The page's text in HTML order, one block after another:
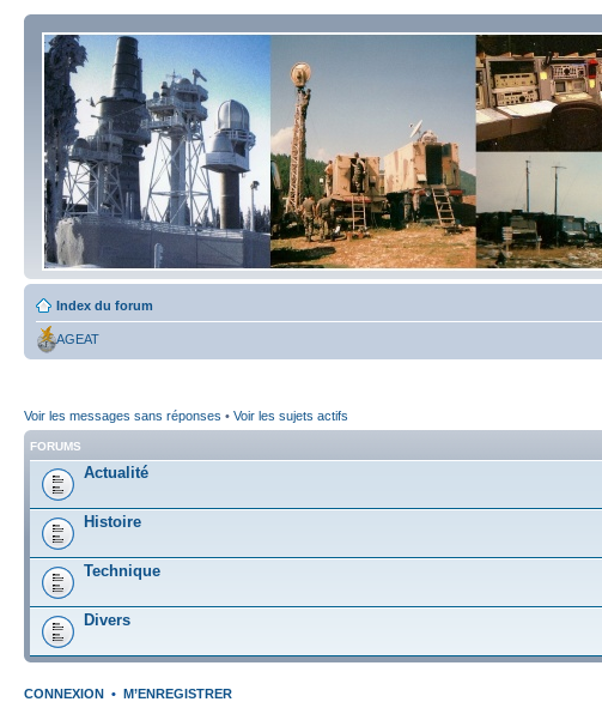
Index du forum
AGEAT
Voir les messages sans réponses • Voir les sujets actifs
FORUMS
Actualité
Histoire
Technique
Divers
CONNEXION • M’ENREGISTRER